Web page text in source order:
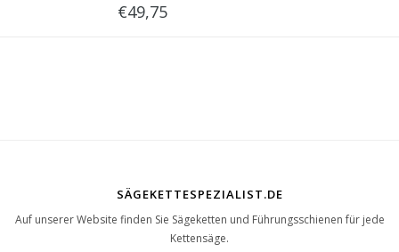
M21LPX080E
€49,75
SÄGEKETTESPEZIALIST.DE
Auf unserer Website finden Sie Sägeketten und Führungsschienen für jede
Kettensäge.